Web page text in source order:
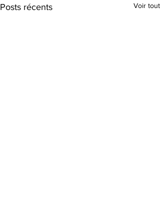
Posts récents Voir tout